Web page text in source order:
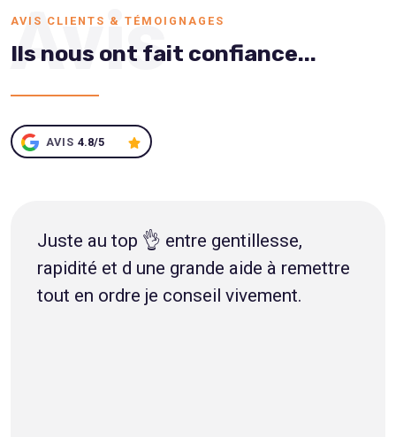
Avis
AVIS CLIENTS & TÉMOIGNAGES
Ils nous ont fait confiance...
AVIS 4.8/5
Juste au top 👌 entre gentillesse,
rapidité et d une grande aide à remettre
tout en ordre je conseil vivement.